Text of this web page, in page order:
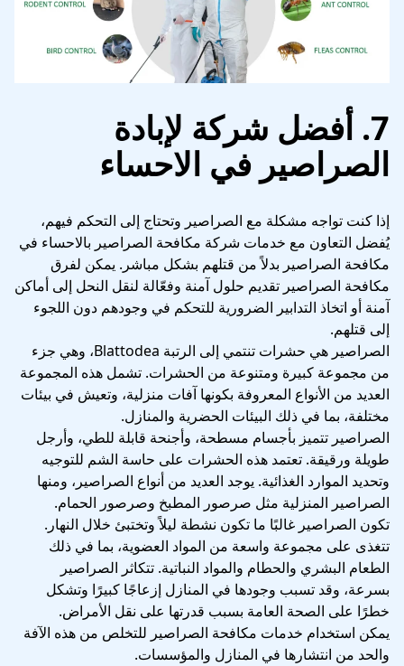
7. أفضل شركة لإبادة
الصراصير في الاحساء
إذا كنت تواجه مشكلة مع الصراصير وتحتاج إلى التحكم فيهم،
يُفضل التعاون مع خدمات شركة مكافحة الصراصير بالاحساء في
مكافحة الصراصير بدلاً من قتلهم بشكل مباشر. يمكن لفرق
مكافحة الصراصير تقديم حلول آمنة وفعّالة لنقل النحل إلى أماكن
آمنة أو اتخاذ التدابير الضرورية للتحكم في وجودهم دون اللجوء
إلى قتلهم.
الصراصير هي حشرات تنتمي إلى الرتبة Blattodea، وهي جزء
من مجموعة كبيرة ومتنوعة من الحشرات. تشمل هذه المجموعة
العديد من الأنواع المعروفة بكونها آفات منزلية، وتعيش في بيئات
مختلفة، بما في ذلك البيئات الحضرية والمنازل.
الصراصير تتميز بأجسام مسطحة، وأجنحة قابلة للطي، وأرجل
طويلة ورقيقة. تعتمد هذه الحشرات على حاسة الشم للتوجيه
وتحديد الموارد الغذائية. يوجد العديد من أنواع الصراصير، ومنها
الصراصير المنزلية مثل صرصور المطبخ وصرصور الحمام.
تكون الصراصير غالبًا ما تكون نشطة ليلاً وتختبئ خلال النهار.
تتغذى على مجموعة واسعة من المواد العضوية، بما في ذلك
الطعام البشري والحطام والمواد النباتية. تتكاثر الصراصير
بسرعة، وقد تسبب وجودها في المنازل إزعاجًا كبيرًا وتشكل
خطرًا على الصحة العامة بسبب قدرتها على نقل الأمراض.
يمكن استخدام خدمات مكافحة الصراصير للتخلص من هذه الآفة
والحد من انتشارها في المنازل والمؤسسات.